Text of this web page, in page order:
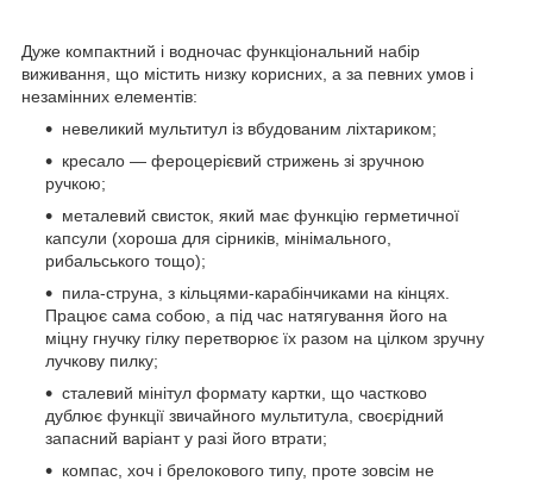
Дуже компактний і водночас функціональний набір
виживання, що містить низку корисних, а за певних умов і
незамінних елементів:
невеликий мультитул із вбудованим ліхтариком;
кресало — фероцерієвий стрижень зі зручною
ручкою;
металевий свисток, який має функцію герметичної
капсули (хороша для сірників, мінімального,
рибальського тощо);
пила-струна, з кільцями-карабінчиками на кінцях.
Працює сама собою, а під час натягування його на
міцну гнучку гілку перетворює їх разом на цілком зручну
лучкову пилку;
сталевий мінітул формату картки, що частково
дублює функції звичайного мультитула, своєрідний
запасний варіант у разі його втрати;
компас, хоч і брелокового типу, проте зовсім не